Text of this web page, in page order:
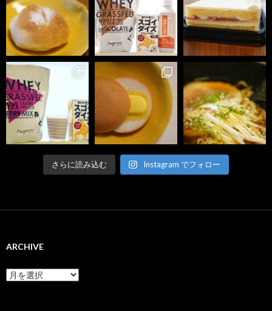
さらに読み込む Instagram でフォロー
ARCHIVE
ARCHIVE